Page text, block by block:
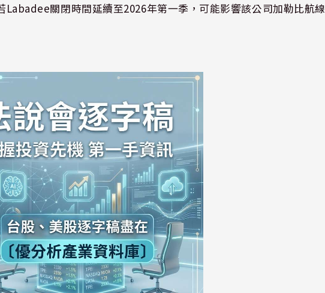
Labadee關閉時間延續至2026年第一季，可能影響該公司加勒比航線